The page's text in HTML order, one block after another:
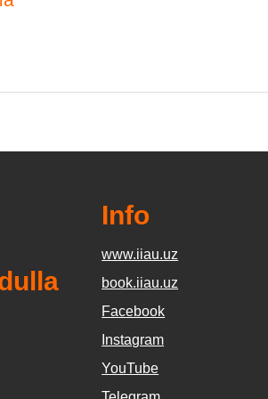
Info
www.iiau.uz
book.iiau.uz
Facebook
Instagram
YouTube